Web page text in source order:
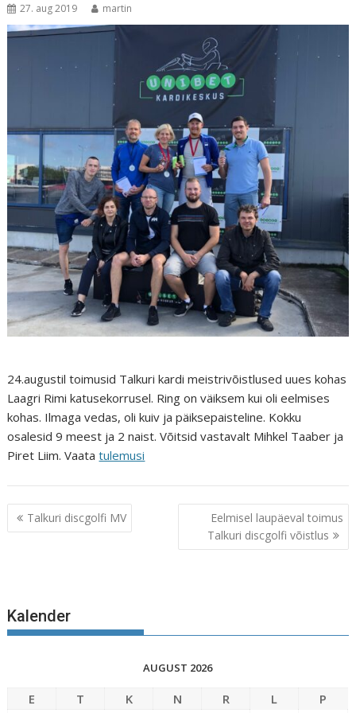
27. aug 2019 martin
24.augustil toimusid Talkuri kardi meistrivõistlused uues kohas
Laagri Rimi katusekorrusel. Ring on väiksem kui oli eelmises
kohas. Ilmaga vedas, oli kuiv ja päiksepaisteline. Kokku
osalesid 9 meest ja 2 naist. Võitsid vastavalt Mihkel Taaber ja
Piret Liim. Vaatatulemusi
Navigeerimine
Talkuri discgolfi MV
Eelmisel laupäeval toimus
Talkuri discgolfi võistlus
Kalender
AUGUST 2026
E T K N R L P